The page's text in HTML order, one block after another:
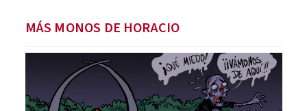
MÁS MONOS DE HORACIO